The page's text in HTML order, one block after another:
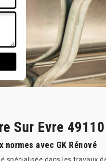
Sur Evre 49110
avec GK Rénové